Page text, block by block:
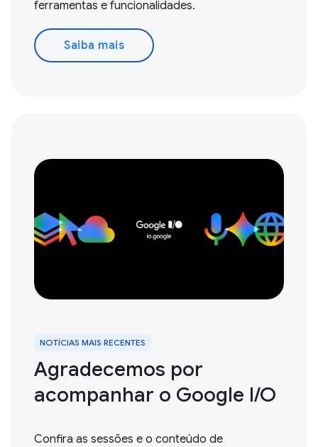
ferramentas e funcionalidades.
Saiba mais
NOTÍCIAS MAIS RECENTES
Agradecemos por
acompanhar o Google I / O
Confira as sessões e o conteúdo de